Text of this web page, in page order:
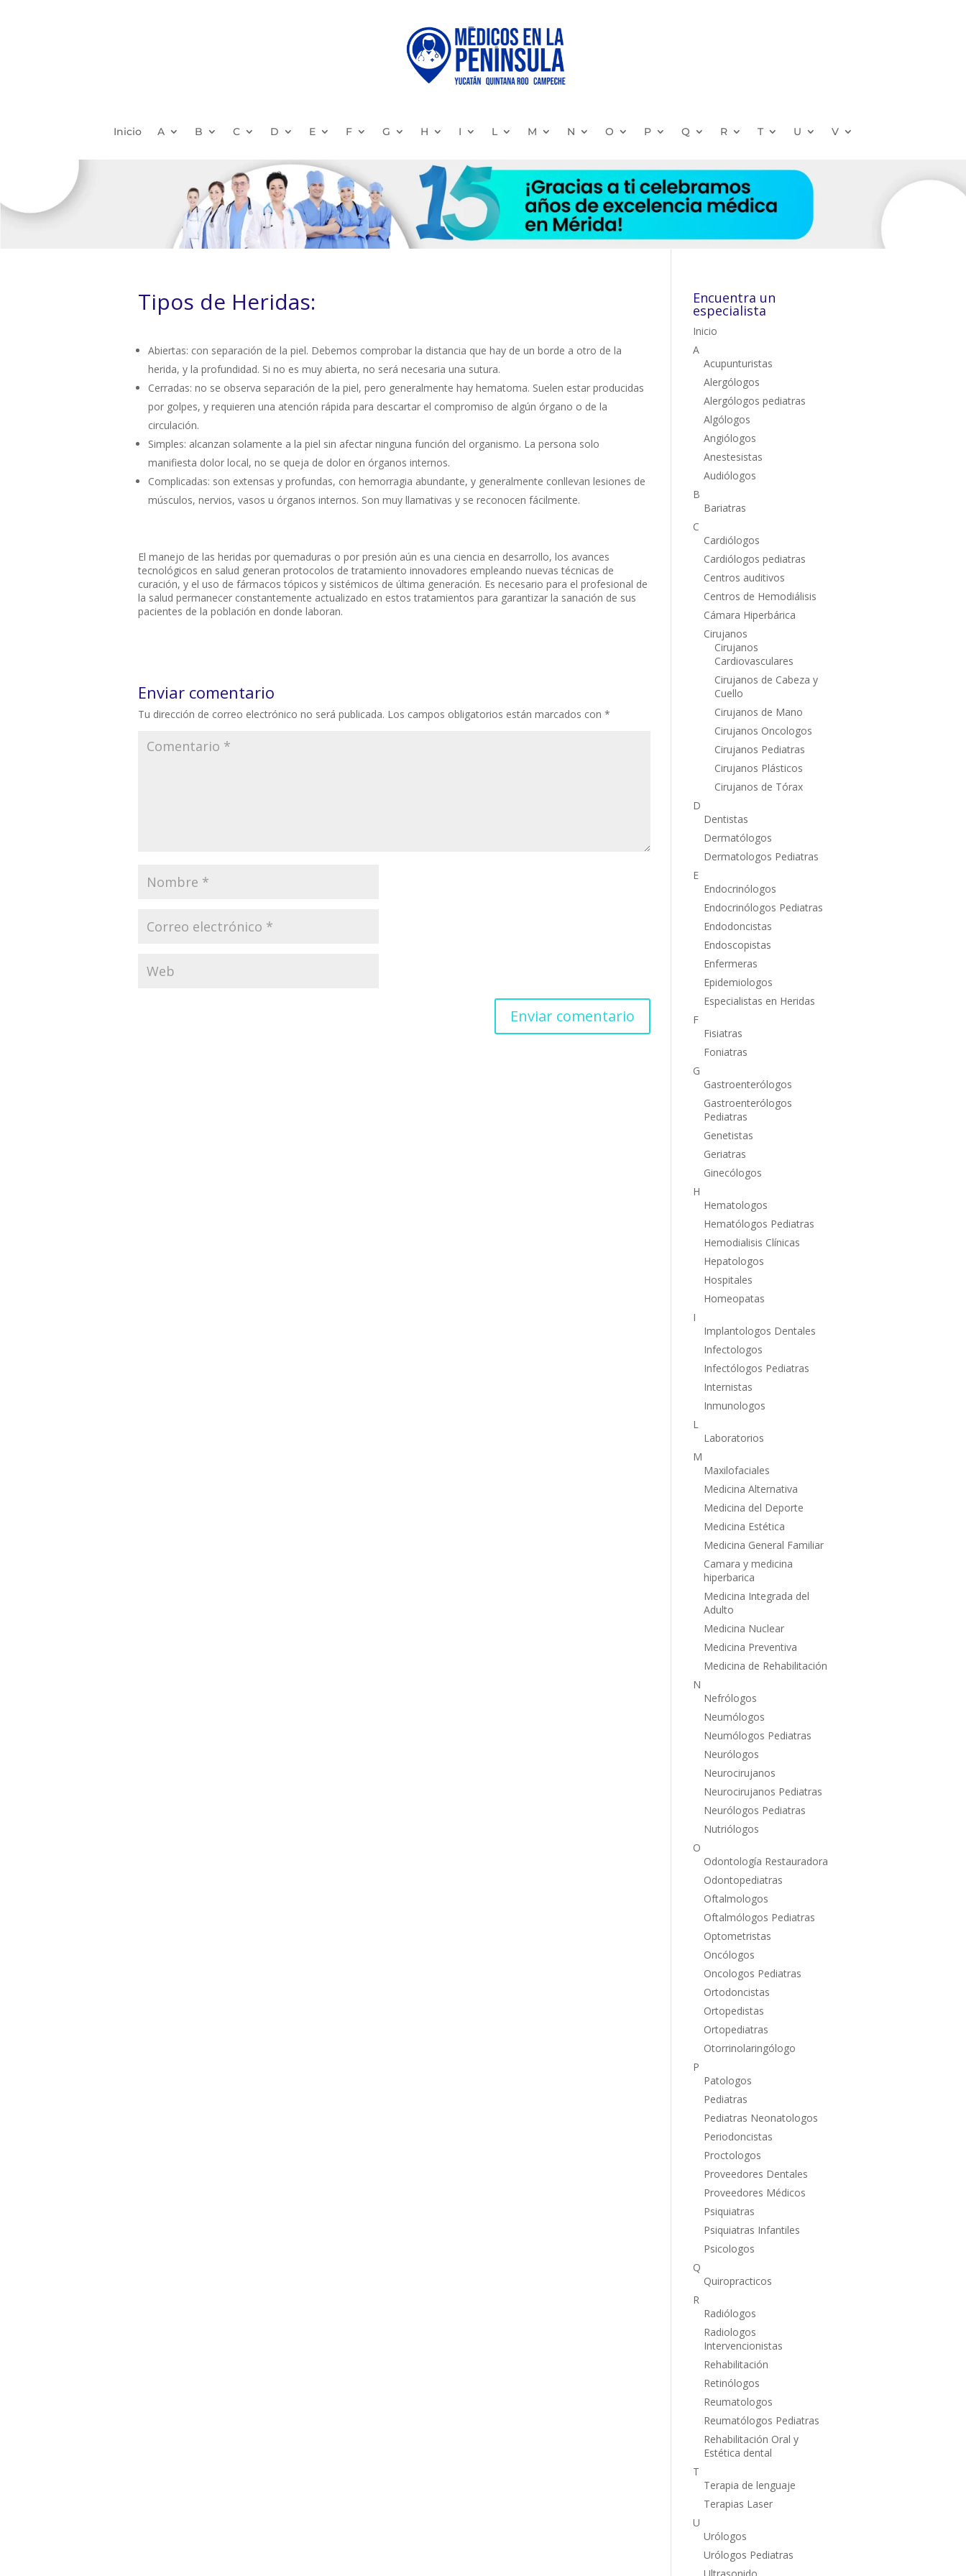
Inicio A B C D E F G H I L M N O P Q R T U V
Tipos de Heridas:
Abiertas: con separación de la piel. Debemos comprobar la distancia que hay de un borde a otro de la
herida, y la profundidad. Si no es muy abierta, no será necesaria una sutura.
Cerradas: no se observa separación de la piel, pero generalmente hay hematoma. Suelen estar producidas
por golpes, y requieren una atención rápida para descartar el compromiso de algún órgano o de la
circulación.
Simples: alcanzan solamente a la piel sin afectar ninguna función del organismo. La persona solo
manifiesta dolor local, no se queja de dolor en órganos internos.
Complicadas: son extensas y profundas, con hemorragia abundante, y generalmente conllevan lesiones de
músculos, nervios, vasos u órganos internos. Son muy llamativas y se reconocen fácilmente.
El manejo de las heridas por quemaduras o por presión aún es una ciencia en desarrollo, los avances
tecnológicos en salud generan protocolos de tratamiento innovadores empleando nuevas técnicas de
curación, y el uso de fármacos tópicos y sistémicos de última generación. Es necesario para el profesional de
la salud permanecer constantemente actualizado en estos tratamientos para garantizar la sanación de sus
pacientes de la población en donde laboran.
Enviar comentario
Tu dirección de correo electrónico no será publicada. Los campos obligatorios están marcados con *
Encuentra un
especialista
Inicio
A
Acupunturistas
Alergólogos
Alergólogos pediatras
Algólogos
Angiólogos
Anestesistas
Audiólogos
B
Bariatras
C
Cardiólogos
Cardiólogos pediatras
Centros auditivos
Centros de Hemodiálisis
Cámara Hiperbárica
Cirujanos
Cirujanos
Cardiovasculares
Cirujanos de Cabeza y
Cuello
Cirujanos de Mano
Cirujanos Oncologos
Cirujanos Pediatras
Cirujanos Plásticos
Cirujanos de Tórax
D
Dentistas
Dermatólogos
Dermatologos Pediatras
E
Endocrinólogos
Endocrinólogos Pediatras
Endodoncistas
Endoscopistas
Enfermeras
Epidemiologos
Especialistas en Heridas
F
Fisiatras
Foniatras
G
Gastroenterólogos
Gastroenterólogos
Pediatras
Genetistas
Geriatras
Ginecólogos
H
Hematologos
Hematólogos Pediatras
Hemodialisis Clínicas
Hepatologos
Hospitales
Homeopatas
I
Implantologos Dentales
Infectologos
Infectólogos Pediatras
Internistas
Inmunologos
L
Laboratorios
M
Maxilofaciales
Medicina Alternativa
Medicina del Deporte
Medicina Estética
Medicina General Familiar
Camara y medicina
hiperbarica
Medicina Integrada del
Adulto
Medicina Nuclear
Medicina Preventiva
Medicina de Rehabilitación
N
Nefrólogos
Neumólogos
Neumólogos Pediatras
Neurólogos
Neurocirujanos
Neurocirujanos Pediatras
Neurólogos Pediatras
Nutriólogos
O
Odontología Restauradora
Odontopediatras
Oftalmologos
Oftalmólogos Pediatras
Optometristas
Oncólogos
Oncologos Pediatras
Ortodoncistas
Ortopedistas
Ortopediatras
Otorrinolaringólogo
P
Patologos
Pediatras
Pediatras Neonatologos
Periodoncistas
Proctologos
Proveedores Dentales
Proveedores Médicos
Psiquiatras
Psiquiatras Infantiles
Psicologos
Q
Quiropracticos
R
Radiólogos
Radiologos
Intervencionistas
Rehabilitación
Retinólogos
Reumatologos
Reumatólogos Pediatras
Rehabilitación Oral y
Estética dental
T
Terapia de lenguaje
Terapias Laser
U
Urólogos
Urólogos Pediatras
Ultrasonido